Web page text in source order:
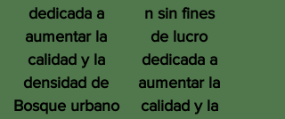
dedicada a
aumentar la
calidad y la
densidad de
Bosque urbano
n sin fines
de lucro
dedicada a
aumentar la
calidad y la